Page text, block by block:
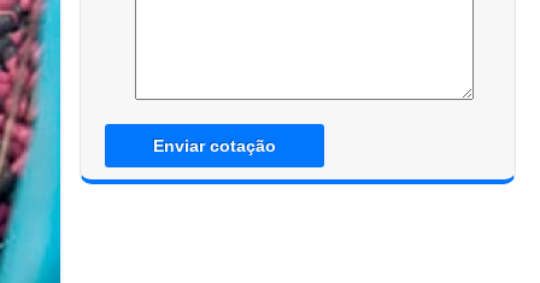
Enviar cotação